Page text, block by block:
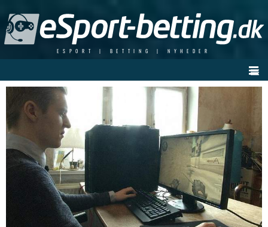
content
ESPORT | BETTING | NYHEDER